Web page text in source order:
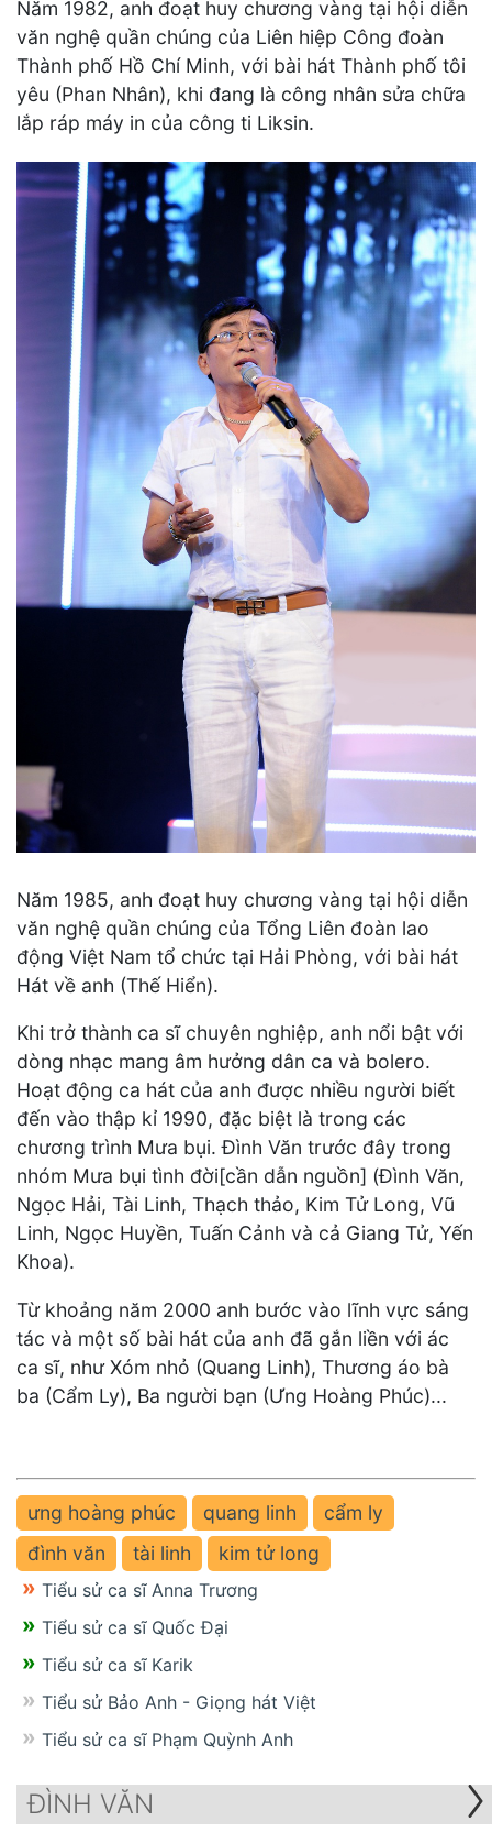
Năm 1982, anh đoạt huy chương vàng tại hội diễn
văn nghệ quần chúng của Liên hiệp Công đoàn
Thành phố Hồ Chí Minh, với bài hát Thành phố tôi
yêu (Phan Nhân), khi đang là công nhân sửa chữa
lắp ráp máy in của công ti Liksin.
Năm 1985, anh đoạt huy chương vàng tại hội diễn
văn nghệ quần chúng của Tổng Liên đoàn lao
động Việt Nam tổ chức tại Hải Phòng, với bài hát
Hát về anh (Thế Hiển).
Khi trở thành ca sĩ chuyên nghiệp, anh nổi bật với
dòng nhạc mang âm hưởng dân ca và bolero.
Hoạt động ca hát của anh được nhiều người biết
đến vào thập kỉ 1990, đặc biệt là trong các
chương trình Mưa bụi. Đình Văn trước đây trong
nhóm Mưa bụi tình đời[cần dẫn nguồn] (Đình Văn,
Ngọc Hải, Tài Linh, Thạch thảo, Kim Tử Long, Vũ
Linh, Ngọc Huyền, Tuấn Cảnh và cả Giang Tử, Yến
Khoa).
Từ khoảng năm 2000 anh bước vào lĩnh vực sáng
tác và một số bài hát của anh đã gắn liền với ác
ca sĩ, như Xóm nhỏ (Quang Linh), Thương áo bà
ba (Cẩm Ly), Ba người bạn (Ưng Hoàng Phúc)...
ưng hoàng phúc quang linh
cẩm ly
đình văn
tài linh kim tử long
Tiểu sử ca sĩ Anna Trương
Tiểu sử ca sĩ Quốc Đại
Tiểu sử ca sĩ Karik
Tiểu sử Bảo Anh - Giọng hát Việt
Tiểu sử ca sĩ Phạm Quỳnh Anh
ĐÌNH VĂN